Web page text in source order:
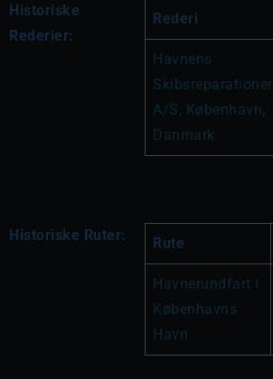
Historiske
Rederier:
Rederi
Havnens
Skibsreparationer
A/S, København,
Danmark
Historiske Ruter: Rute
Havnerundfart i
Københavns
Havn